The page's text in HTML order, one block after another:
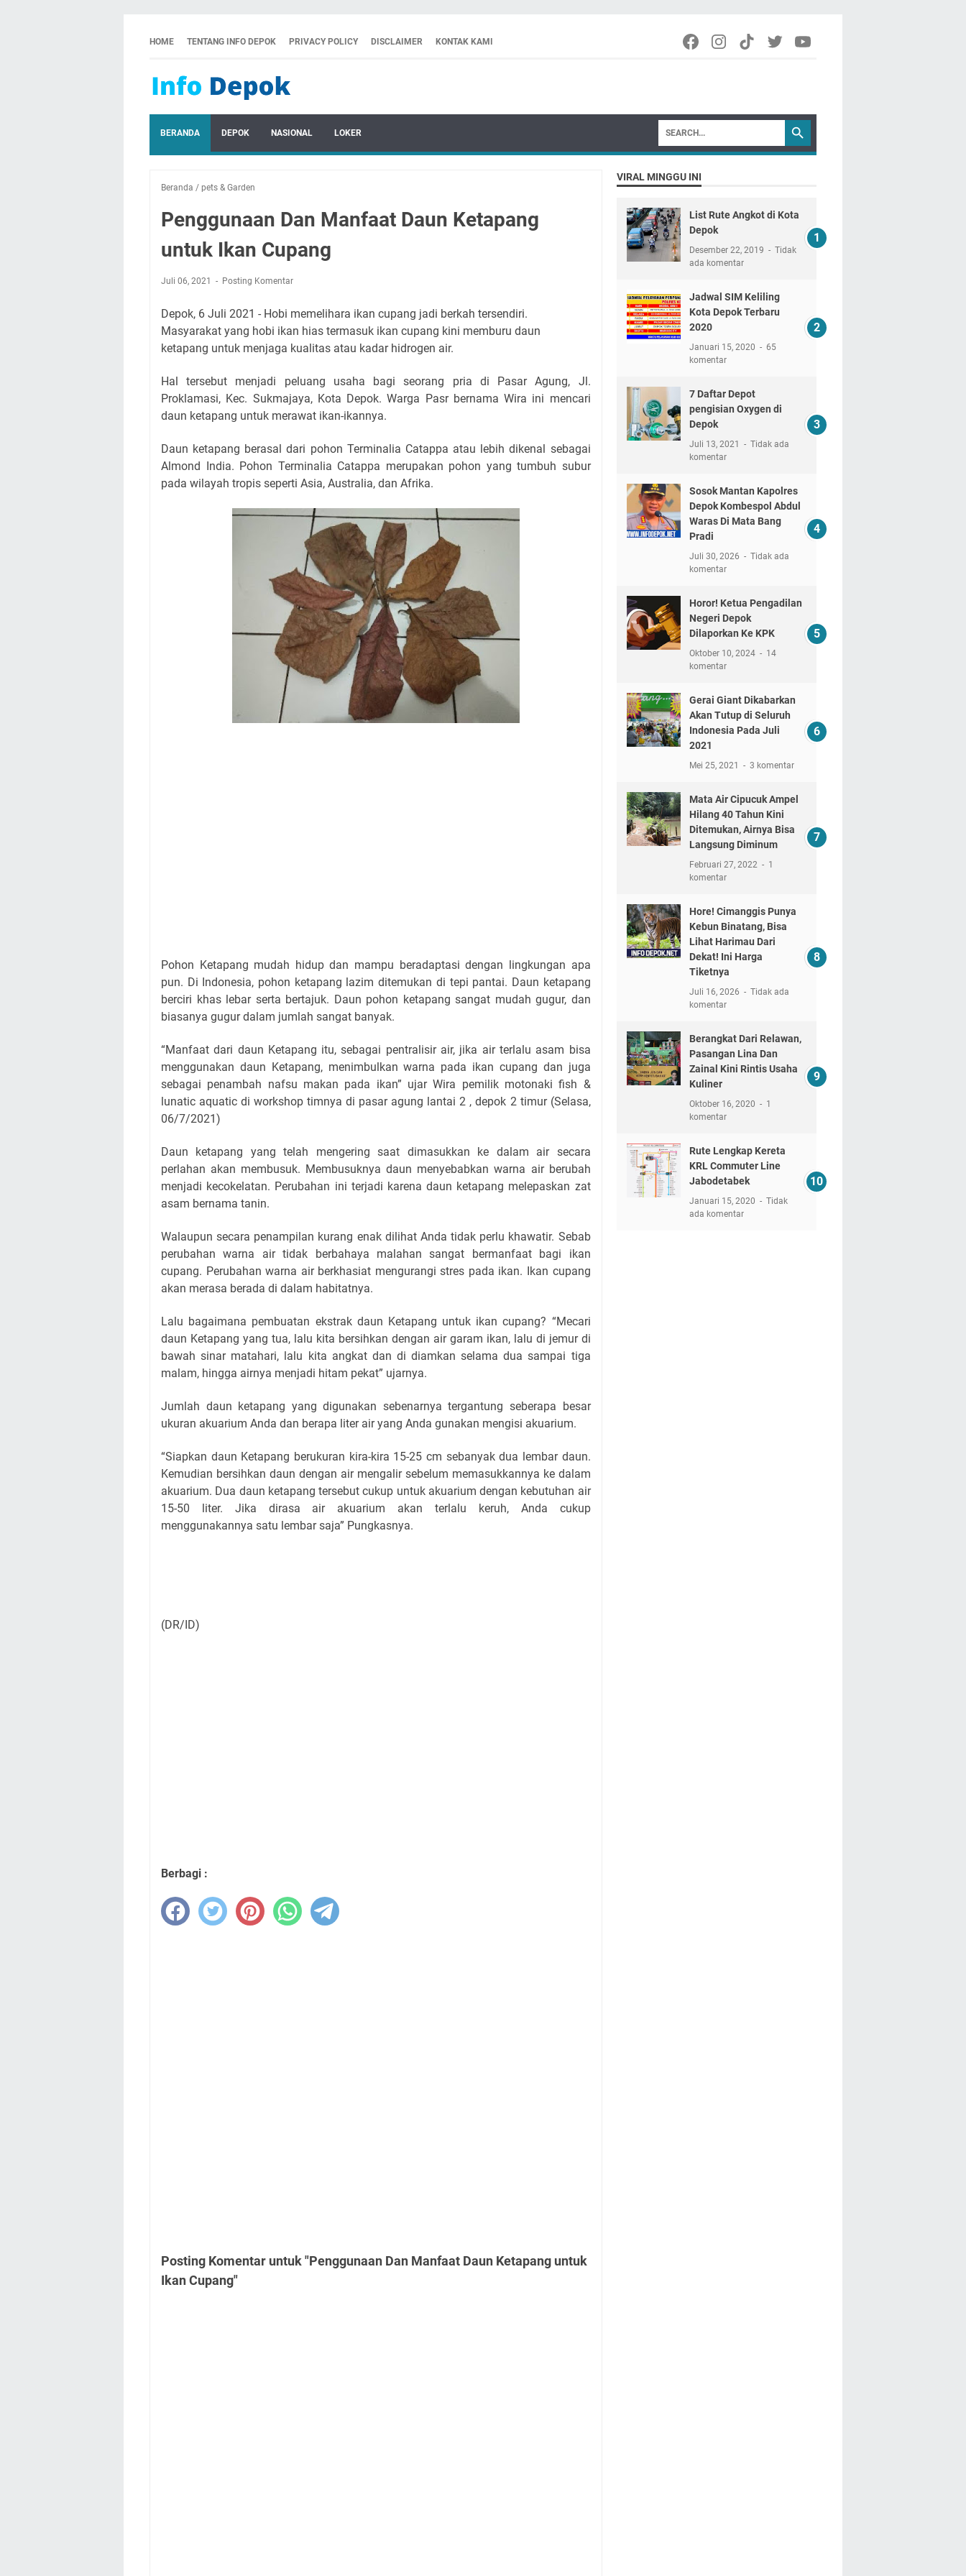
HOME TENTANG INFO DEPOK PRIVACY POLICY DISCLAIMER KONTAK KAMI
BERANDA DEPOK NASIONAL LOKER
Beranda / pets & Garden
Penggunaan Dan Manfaat Daun Ketapang
untuk Ikan Cupang
Juli 06, 2021 Posting Komentar
Depok, 6 Juli 2021 - Hobi memelihara ikan cupang jadi berkah tersendiri.
Masyarakat yang hobi ikan hias termasuk ikan cupang kini memburu daun
ketapang untuk menjaga kualitas atau kadar hidrogen air.
Hal tersebut menjadi peluang usaha bagi seorang pria di Pasar Agung, Jl.
Proklamasi, Kec. Sukmajaya, Kota Depok. Warga Pasr bernama Wira ini mencari
daun ketapang untuk merawat ikan-ikannya.
Daun ketapang berasal dari pohon Terminalia Catappa atau lebih dikenal sebagai
Almond India. Pohon Terminalia Catappa merupakan pohon yang tumbuh subur
pada wilayah tropis seperti Asia, Australia, dan Afrika.
Pohon Ketapang mudah hidup dan mampu beradaptasi dengan lingkungan apa
pun. Di Indonesia, pohon ketapang lazim ditemukan di tepi pantai. Daun ketapang
berciri khas lebar serta bertajuk. Daun pohon ketapang sangat mudah gugur, dan
biasanya gugur dalam jumlah sangat banyak.
“Manfaat dari daun Ketapang itu, sebagai pentralisir air, jika air terlalu asam bisa
menggunakan daun Ketapang, menimbulkan warna pada ikan cupang dan juga
sebagai penambah nafsu makan pada ikan” ujar Wira pemilik motonaki fish &
lunatic aquatic di workshop timnya di pasar agung lantai 2 , depok 2 timur (Selasa,
06/7/2021)
Daun ketapang yang telah mengering saat dimasukkan ke dalam air secara
perlahan akan membusuk. Membusuknya daun menyebabkan warna air berubah
menjadi kecokelatan. Perubahan ini terjadi karena daun ketapang melepaskan zat
asam bernama tanin.
Walaupun secara penampilan kurang enak dilihat Anda tidak perlu khawatir. Sebab
perubahan warna air tidak berbahaya malahan sangat bermanfaat bagi ikan
cupang. Perubahan warna air berkhasiat mengurangi stres pada ikan. Ikan cupang
akan merasa berada di dalam habitatnya.
Lalu bagaimana pembuatan ekstrak daun Ketapang untuk ikan cupang? “Mecari
daun Ketapang yang tua, lalu kita bersihkan dengan air garam ikan, lalu di jemur di
bawah sinar matahari, lalu kita angkat dan di diamkan selama dua sampai tiga
malam, hingga airnya menjadi hitam pekat” ujarnya.
Jumlah daun ketapang yang digunakan sebenarnya tergantung seberapa besar
ukuran akuarium Anda dan berapa liter air yang Anda gunakan mengisi akuarium.
“Siapkan daun Ketapang berukuran kira-kira 15-25 cm sebanyak dua lembar daun.
Kemudian bersihkan daun dengan air mengalir sebelum memasukkannya ke dalam
akuarium. Dua daun ketapang tersebut cukup untuk akuarium dengan kebutuhan air
15-50 liter. Jika dirasa air akuarium akan terlalu keruh, Anda cukup
menggunakannya satu lembar saja” Pungkasnya.
(DR/ID)
Berbagi :
Posting Komentar untuk "Penggunaan Dan Manfaat Daun Ketapang untuk
Ikan Cupang"
VIRAL MINGGU INI
List Rute Angkot di Kota
Depok
Desember 22, 2019
Tidak
ada komentar
Jadwal SIM Keliling
Kota Depok Terbaru
2020
Januari 15, 2020
65
komentar
7 Daftar Depot
pengisian Oxygen di
Depok
Juli 13, 2021
Tidak ada
komentar
Sosok Mantan Kapolres
Depok Kombespol Abdul
Waras Di Mata Bang
Pradi
Juli 30, 2026
Tidak ada
komentar
Horor! Ketua Pengadilan
Negeri Depok
Dilaporkan Ke KPK
Oktober 10, 2024
14
komentar
Gerai Giant Dikabarkan
Akan Tutup di Seluruh
Indonesia Pada Juli
2021
Mei 25, 2021 3 komentar
Mata Air Cipucuk Ampel
Hilang 40 Tahun Kini
Ditemukan, Airnya Bisa
Langsung Diminum
Februari 27, 2022
1
komentar
Hore! Cimanggis Punya
Kebun Binatang, Bisa
Lihat Harimau Dari
Dekat! Ini Harga
Tiketnya
Juli 16, 2026
Tidak ada
komentar
Berangkat Dari Relawan,
Pasangan Lina Dan
Zainal Kini Rintis Usaha
Kuliner
Oktober 16, 2020
1
komentar
Rute Lengkap Kereta
KRL Commuter Line
Jabodetabek
Januari 15, 2020
Tidak
ada komentar